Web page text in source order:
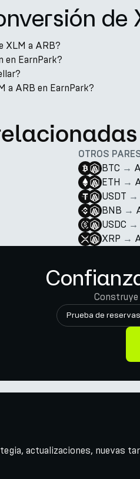
de
XLM a ARB?
en EarnPark?
a ARB en EarnPark?
OTROS
BTC →
ETH →
USDT →
BNB →
USDC →
XRP →
Construye
Prueba de reservas
actualizaciones, nuevas